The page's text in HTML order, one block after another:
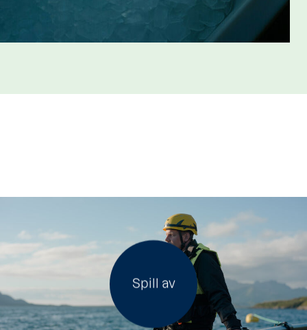
Spill av